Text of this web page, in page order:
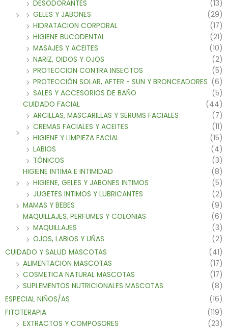
DESODORANTES
(13)
GELES Y JABONES
(29)
HIDRATACION CORPORAL
(17)
HIGIENE BUCODENTAL
(21)
MASAJES Y ACEITES
(10)
NARIZ, OIDOS Y OJOS
(2)
PROTECCION CONTRA INSECTOS
(5)
PROTECCIÓN SOLAR, AFTER - SUN Y BRONCEADORES (6)
SALES Y ACCESORIOS DE BAÑO
(5)
CUIDADO FACIAL
(44)
ARCILLAS, MASCARILLAS Y SERUMS FACIALES
(7)
CREMAS FACIALES Y ACEITES
(11)
HIGIENE Y LIMPIEZA FACIAL
(15)
LABIOS
(4)
TÓNICOS
(3)
HIGIENE INTIMA E INTIMIDAD
(8)
HIGIENE, GELES Y JABONES INTIMOS
(5)
JUGETES INTIMOS Y LUBRICANTES
(2)
MAMAS Y BEBES
(9)
MAQUILLAJES, PERFUMES Y COLONIAS
(6)
MAQUILLAJES
(3)
OJOS, LABIOS Y UÑAS
(2)
CUIDADO Y SALUD MASCOTAS
(41)
ALIMENTACION MASCOTAS
(17)
COSMETICA NATURAL MASCOTAS
(17)
SUPLEMENTOS NUTRICIONALES MASCOTAS
(8)
ESPECIAL NIÑOS/AS
(16)
FITOTERAPIA
(119)
EXTRACTOS Y COMPOSORES
(23)